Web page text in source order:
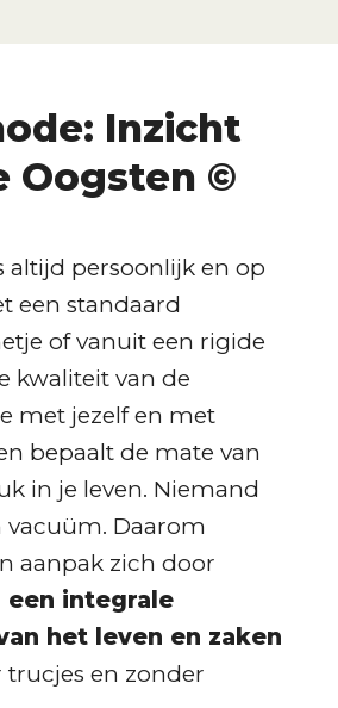
Inzicht
Oogsten ©
altijd persoonlijk en op
een standaard
of vanuit een rigide
kwaliteit van de
met jezelf en met
bepaalt de mate van
in je leven. Niemand
vacuüm. Daarom
aanpak zich door
een integrale
het leven en zaken
trucjes en zonder